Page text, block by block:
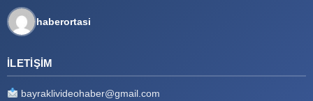
haberortasi
İLETIŞIM
bayraklivideohaber@gmail.com